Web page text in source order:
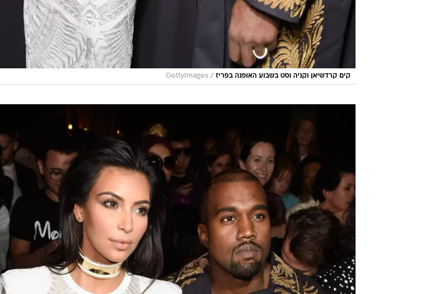
קים קרדשיאן וקניה וסט בשבוע האופנה בפריז /
GettyImages